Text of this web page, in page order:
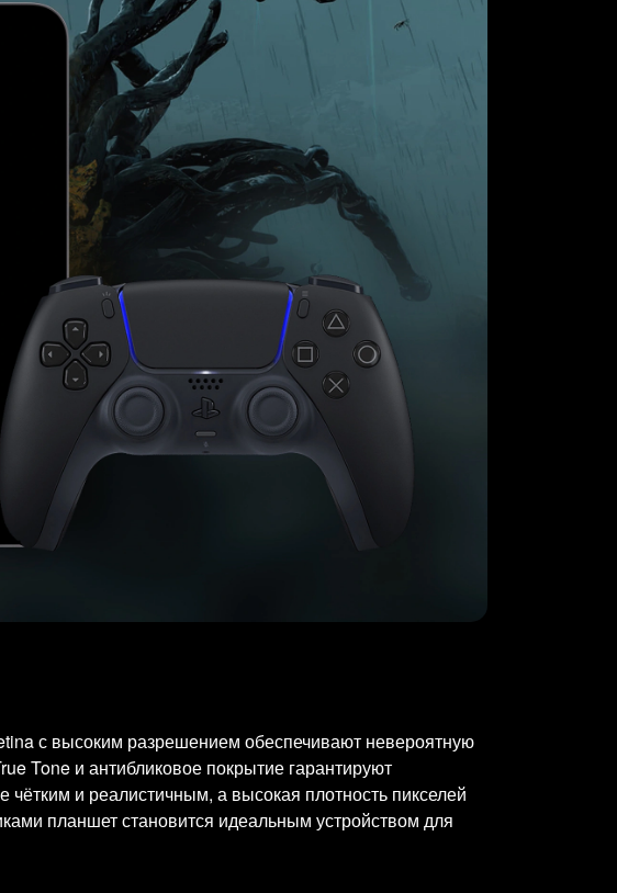
с высоким разрешением обеспечивают невероятную
Tone и антибликовое покрытие гарантируют
и реалистичным, а высокая плотность пикселей
планшет становится идеальным устройством для